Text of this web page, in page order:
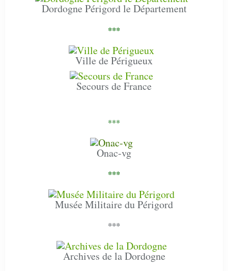
Dordogne Périgord le Département
***
Ville de Périgueux
Secours de France
***
Onac-vg
***
Musée Militaire du Périgord
***
Archives de la Dordogne